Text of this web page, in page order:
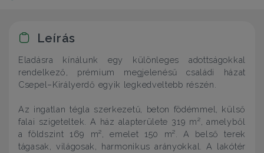
Leírás
Eladásra kínálunk egy különleges adottságokkal
rendelkező, prémium megjelenésű családi házat
Csepel–Királyerdő egyik legkedveltebb részén.
Az ingatlan tégla szerkezetű, beton födémmel, külső
falai szigeteltek. A ház alapterülete 319 m², amelyből
a földszint 169 m², emelet 150 m². A belső terek
tágasak, világosak, harmonikus arányokkal. A lakótér